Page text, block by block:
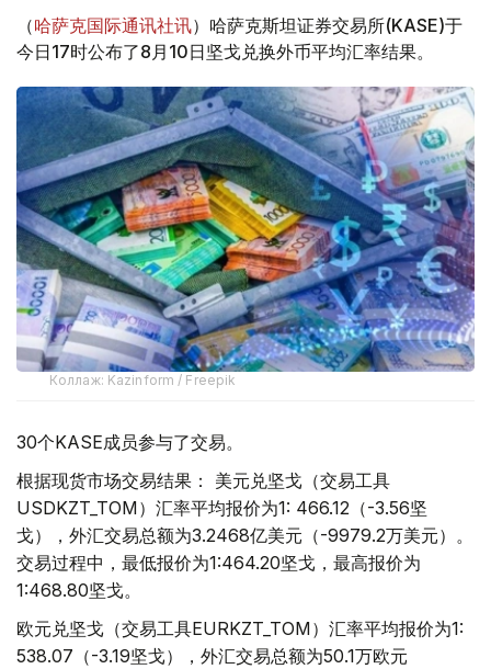
（哈萨克国际通讯社讯）哈萨克斯坦证券交易所(KASE)于
今日17时公布了8月10日坚戈兑换外币平均汇率结果。
Коллаж: Kazinform / Freepik
30个KASE成员参与了交易。
根据现货市场交易结果： 美元兑坚戈（交易工具
USDKZT_TOM）汇率平均报价为1: 466.12（-3.56坚
戈），外汇交易总额为3.2468亿美元（-9979.2万美元）。
交易过程中，最低报价为1:464.20坚戈，最高报价为
1:468.80坚戈。
欧元兑坚戈（交易工具EURKZT_TOM）汇率平均报价为1:
538.07（-3.19坚戈），外汇交易总额为50.1万欧元